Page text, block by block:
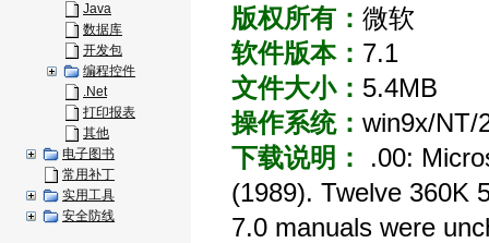
Java
数据库
开发包
编程控件
.Net
打印报表
其他
电子图书
常用补丁
实用工具
安全防线
版权所有： 微软
软件版本： 7.1
文件大小： 5.4MB
操作系统： win9x/NT/
下载说明：
.00:
(1989). Twelve 360K
7.0 manuals were